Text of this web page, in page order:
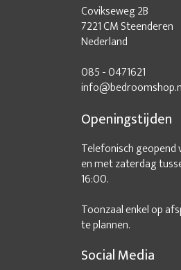
Covikseweg 2B
7221 CM Steenderen
Nederland
085 - 0471621
Openingstijden
Telefonisch
en met zaterdag
16:00.
Toonzaal enkel op
te plannen.
Social Media